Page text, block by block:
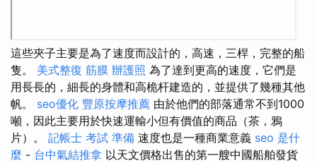
這些夾子主要是為了速度而設計的，高速，三桿，完整的船
隻。 美式整復 筋膜 辦護照 為了達到更高的速度，它們是
用長長的，細長的身體和高桅杆建造的，並提供了幾種其他
帆。 seo優化 豐原按摩推薦 由於他們的部落通常不到1000
噸，因此主要用於快速運輸小但有價值的商品（茶，鴉
片）。 記帳士 考試 準備 速度也是一種商業意義 seo 是什
麼 - 台中氣結推拿 以天文價格出售的第一艘中國船舶發貨